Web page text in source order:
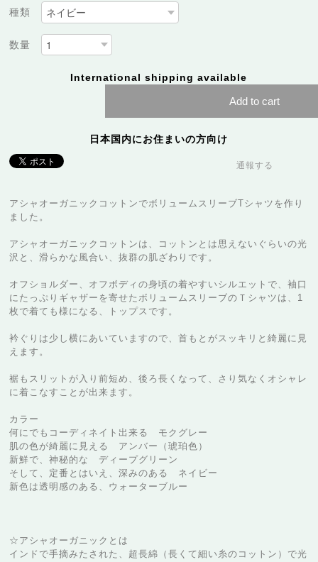
種類
数量
International shipping available
Add to cart
日本国内にお住まいの方向け
通報する
アシャオーガニックコットンでボリュームスリーブTシャツを作り
ました。
アシャオーガニックコットンは、コットンとは思えないぐらいの光
沢と、滑らかな風合い、抜群の肌ざわりです。
オフショルダー、オフボディの身頃の着やすいシルエットで、袖口
にたっぷりギャザーを寄せたボリュームスリーブのＴシャツは、1
枚で着ても様になる、トップスです。
衿ぐりは少し横にあいていますので、首もとがスッキリと綺麗に見
えます。
裾もスリットが入り前短め、後ろ長くなって、さり気なくオシャレ
に着こなすことが出来ます。
カラー
何にでもコーディネイト出来る モクグレー
肌の色が綺麗に見える アンバー（琥珀色）
新鮮で、神秘的な ディープグリーン
そして、定番とはいえ、深みのある ネイビー
新色は透明感のある、ウォーターブルー
☆アシャオーガニックとは
インドで手摘みたされた、超長綿（長くて細い糸のコットン）で光